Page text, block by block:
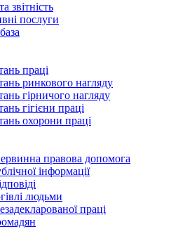
звітність
послуги
праці
ринкового нагляду
гірничого нагляду
гігієни праці
охорони праці
правова допомога
інформації
людьми
праці